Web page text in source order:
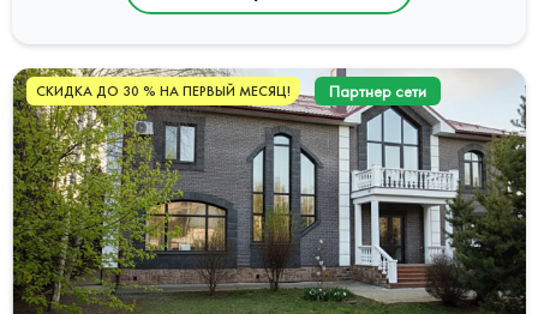
СКИДКА ДО 30 % НА ПЕРВЫЙ МЕСЯЦ! Партнер сети